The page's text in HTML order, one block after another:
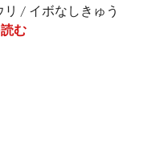
/ イボなしきゅう
む 八ケ山きゅうり / ブル